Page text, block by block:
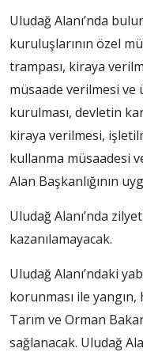
Uludağ Alanı’nda
kuruluşlarının özel
trampası, kiraya
müsaade verilmesi
kurulması, devletin
kiraya verilmesi,
kullanma müsaadesi
Alan Başkanlığının
Uludağ Alanı’nda
kazanılamayacak.
Uludağ Alanı’ndaki
korunması ile yangın,
Tarım ve Orman
sağlanacak. Uludağ